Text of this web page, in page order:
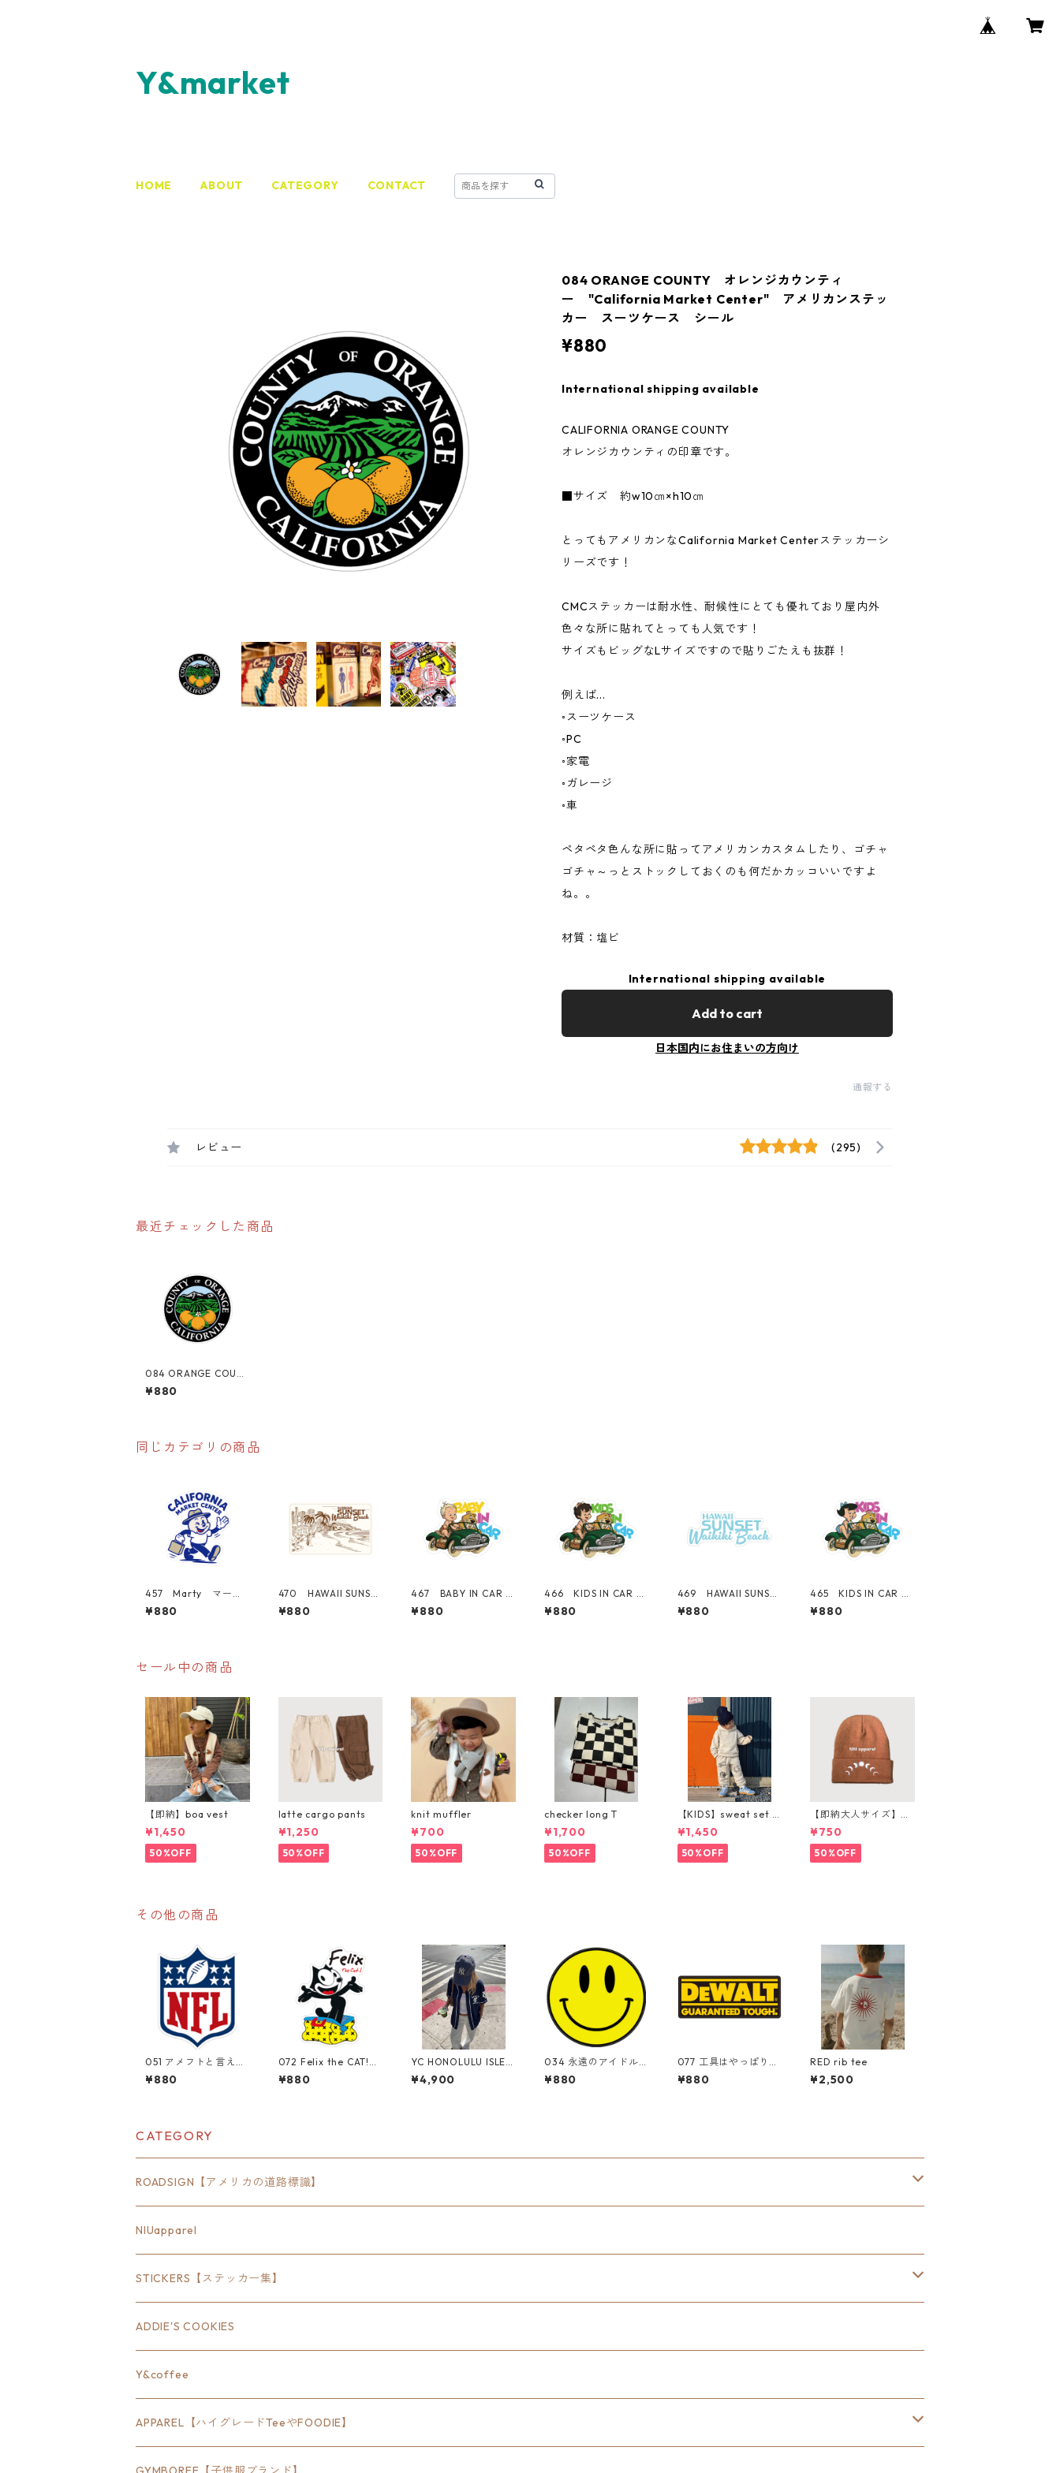
Y&market
HOME ABOUT CATEGORY CONTACT
084 ORANGE COUNTY オレンジカウンティ
ー "California Market Center" アメリカンステッ
カー スーツケース シール
¥880
International shipping available
CALIFORNIA ORANGE COUNTY
オレンジカウンティの印章です。
■サイズ 約w10㎝×h10㎝
とってもアメリカンなCalifornia Market Centerステッカーシ
リーズです！
CMCステッカーは耐水性、耐候性にとても優れており屋内外
色々な所に貼れてとっても人気です！
サイズもビッグなLサイズですので貼りごたえも抜群！
例えば...
◦スーツケース
◦PC
◦家電
◦ガレージ
◦車
ペタペタ色んな所に貼ってアメリカンカスタムしたり、ゴチャ
ゴチャ～っとストックしておくのも何だかカッコいいですよ
ね。。
材質：塩ビ
International shipping available
Add to cart
日本国内にお住まいの方向け
通報する
レビュー (295)
最近チェックした商品
084 ORANGE COUNT
Y オレンジカウンテ
ィー "California Ma
¥880
同じカテゴリの商品
457 Marty マーテ
ィー "California
Market Center" ア
¥880
470 HAWAII SUNSET
シリーズ！ WAIKIKI
BEACH "Californi
¥880
467 BABY IN CAR 赤
ちゃん "California
Market Center" ア
¥880
466 KIDS IN CAR bo
y 男の子 "California
Market Center" ア
¥880
469 HAWAII SUNSET
シリーズ！ WAIKIKI
BEACH ロゴ 【ブル
¥880
465 KIDS IN CAR Gi
rl 女の子 "Californi
a Market Center"
¥880
セール中の商品
【即納】boa vest
¥1,450
50%OFF
latte cargo pants
¥1,250
50%OFF
knit muffler
¥700
50%OFF
checker long T
¥1,700
50%OFF
【KIDS】sweat set u
p パンツ購入ページ
¥1,450
50%OFF
【即納大人サイズ】m
oon beanie
¥750
50%OFF
その他の商品
051 アメフトと言えば
NFL "California Mark
et Center" アメリカ
¥880
072 Felix the CAT!
"California Market C
enter" アメリカンス
¥880
YC HONOLULU ISLES
シャツ
¥4,900
034 永遠のアイドル。
ニコちゃん。"Califor
nia Market Cente
¥880
077 工具はやっぱりD
eWALT！ "California
Market Center" ア
¥880
RED rib tee
¥2,500
CATEGORY
ROADSIGN【アメリカの道路標識】
18inch×6inch
18inch×8inch
18inch×12inch
24inch×8inch
18inch×24inch
30inch×24inch
NIUapparel
STICKERS【ステッカー集】
ステート
ハウス
クルマ
セキュリティ
ADDIE'S COOKIES
Y&coffee
APPAREL【ハイグレードTeeやFOODIE】
Bradley